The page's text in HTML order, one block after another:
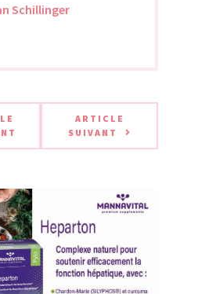
Schillinger
ARTICLE
SUIVANT